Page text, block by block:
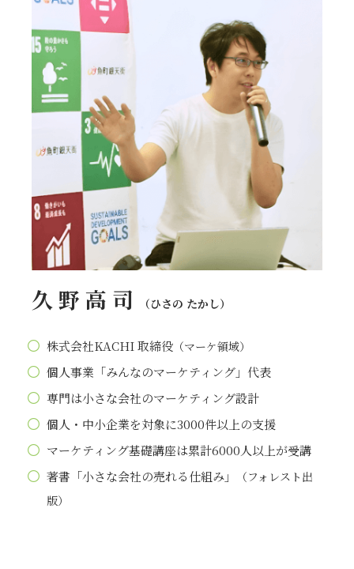
久 野 高 司 （ひさの たかし）
株式会社KACHI 取締役 （マーケ領域）
個人事業「みんなのマーケティング」代表
専門は小さな会社のマーケティング設計
個人・中小企業を対象に3000件以上の支援
マーケティング基礎講座は累計6000人以上が受講
著書「小さな会社の売れる仕組み」
（フォレスト出
版）